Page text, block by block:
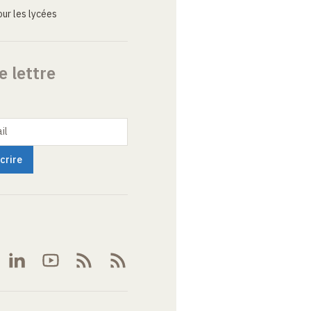
les lycées
lettre